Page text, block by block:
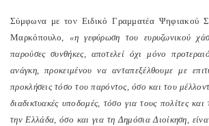
Σύμφωνα με τον Ειδικό Γραμματέα Ψηφιακού
Μαρκόπουλο, «η γεφύρωση του ευρυζωνικού
παρούσες συνθήκες, αποτελεί όχι μόνο
ανάγκη, προκειμένου να ανταπεξέλθουμε με
προκλήσεις τόσο του παρόντος, όσο και του
διαδικτυακές υποδομές, τόσο για τους πολίτες και
την Ελλάδα, όσο και για τη Δημόσια Διοίκηση,